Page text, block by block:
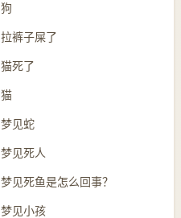
狗
拉裤子屎了
猫死了
猫
梦见蛇
梦见死人
梦见死鱼是怎么回事？
梦见小孩